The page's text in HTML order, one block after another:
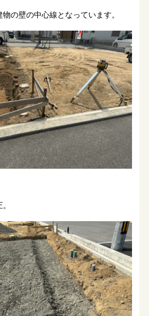
の壁の中心線となっています。